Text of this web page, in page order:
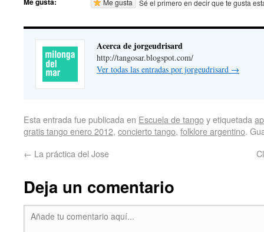
Me gusta Sé el primero en decir que te gusta
Acerca de jorgeudrisard
http://tangosar.blogspot.com/
Ver todas las entradas por jorgeudrisard →
Esta entrada fue publicada en Escuela de tangoy etiquetada
gratis tango enero 2012, concierto tango, folklore argentino.
← La práctica del Jose
Deja un comentario
Añade tu comentario aquí...